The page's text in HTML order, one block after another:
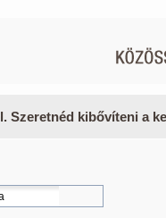
Szeretnéd kibővíteni a